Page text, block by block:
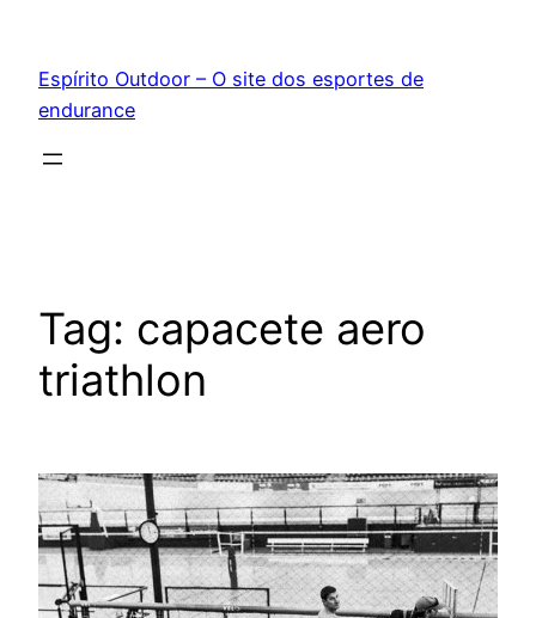
conteúdo
Espírito Outdoor – O site dos esportes de
endurance
Tag: capacete aero
triathlon